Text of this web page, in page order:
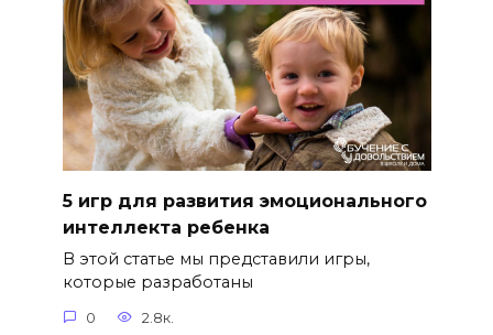
5 игр для развития эмоционального
интеллекта ребенка
В этой статье мы представили игры,
которые разработаны
0 2.8к.